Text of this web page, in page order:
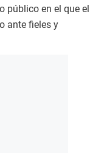
público en el que el
ante fieles y